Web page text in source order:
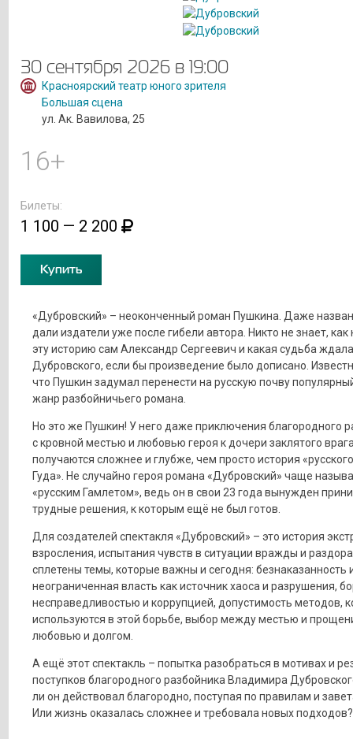
30 сентября 2026 в 19:00
Красноярский театр юного зрителя
Большая сцена
ул. Ак. Вавилова, 25
16+
Билеты:
1 100 — 2 200
Купить
«Дубровский» – неоконченный роман Пушкина. Даже
дали издатели уже после гибели автора. Никто не знает, как
эту историю сам Александр Сергеевич и какая судьба
Дубровского, если бы произведение было дописано.
что Пушкин задумал перенести на русскую почву
жанр разбойничьего романа.
Но это же Пушкин! У него даже приключения благородного
с кровной местью и любовью героя к дочери заклятого
получаются сложнее и глубже, чем просто история
Гуда». Не случайно героя романа «Дубровский» чаще
«русским Гамлетом», ведь он в свои 23 года вынужден
трудные решения, к которым ещё не был готов.
Для создателей спектакля «Дубровский» – это история
взросления, испытания чувств в ситуации вражды и
сплетены темы, которые важны и сегодня: безнаказанность
неограниченная власть как источник хаоса и разрушения,
несправедливостью и коррупцией, допустимость методов,
используются в этой борьбе, выбор между местью и
любовью и долгом.
А ещё этот спектакль – попытка разобраться в мотивах и
поступков благородного разбойника Владимира
ли он действовал благородно, поступая по правилам и
Или жизнь оказалась сложнее и требовала новых подходов?